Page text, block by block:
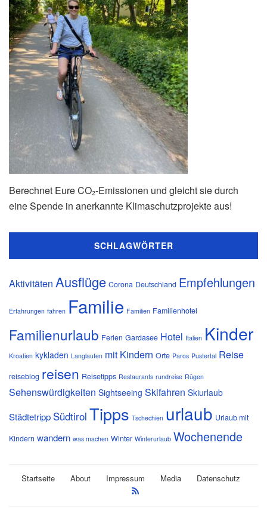
Berechnet Eure CO₂-Emissionen und gleicht sie durch
eine Spende in anerkannte Klimaschutzprojekte aus!
SCHLAGWÖRTER
Aktivitäten Ausflüge Corona Deutschland Empfehlungen
Erfahrungen fahren Familie Familien Familienhotel
Familienurlaub Ferien Gardasee Hotel Italien Kinder
Kroatien kykladen Langlaufen mit Kindern Orte Paros Pustertal Reise
reiseblog reisen Reisetipps Restaurants rundreise Rügen
Sehenswürdigkeiten Sightseeing Skifahren Skiurlaub
Städtetripp Südtirol Tipps Tschechien urlaub Urlaub mit
Kindern wandern was machen Winter Winterurlaub Wochenende
Startseite About Impressum Media Datenschutz